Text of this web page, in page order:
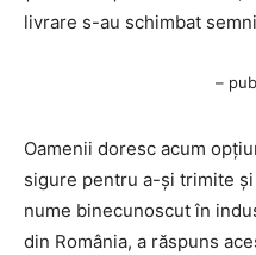
livrare s-au schimbat
–
Oamenii doresc acum
sigure pentru a-și trimite
nume binecunoscut în
din România, a răspuns